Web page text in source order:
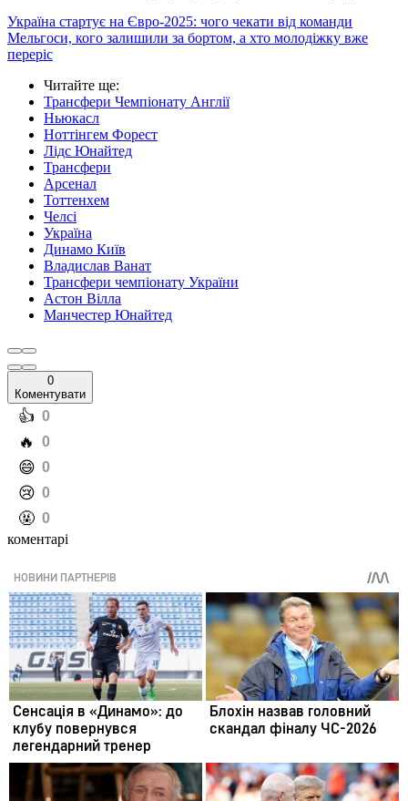
Україна стартує на Євро-2025: чого чекати від команди
Мельгоси, кого залишили за бортом, а хто молодіжку вже
переріс
Читайте ще:
Трансфери Чемпіонату Англії
Ньюкасл
Ноттінгем Форест
Лідс Юнайтед
Трансфери
Арсенал
Тоттенхем
Челсі
Україна
Динамо Київ
Владислав Ванат
Трансфери чемпіонату України
Астон Вілла
Манчестер Юнайтед
0
Коментувати
️👍 0
️🔥 0
️😄 0
️😢 0
️🤬 0
коментарі